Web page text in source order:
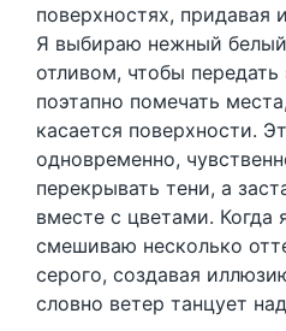
поверхностях, придавая
Я выбираю нежный
отливом, чтобы
поэтапно помечать
касается поверхности.
одновременно,
перекрывать тени, а
вместе с цветами. Когда
смешиваю несколько
серого, создавая
словно ветер танцует